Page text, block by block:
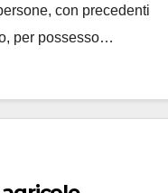
con precedenti
per possesso…